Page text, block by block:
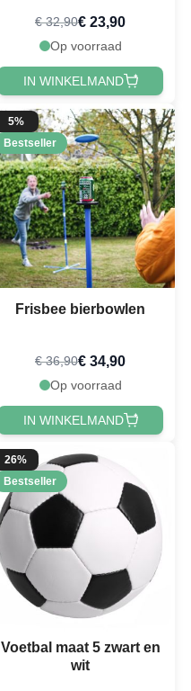
Beer pong ballen
€ 32,90€ 23,90
Op voorraad
IN WINKELMAND
5%
Bestseller
Frisbee bierbowlen
€ 36,90€ 34,90
Op voorraad
IN WINKELMAND
26%
Bestseller
Voetbal maat 5 zwart en
wit